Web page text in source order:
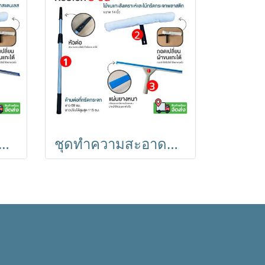
ที่กรีดกระจกสเตนเลส 14 นิ้ว Horecat ชุดทำความสะอาดกระจก 3 ชิ้น ด้ามยืด 115cm. ที่กรีดกระจกพลาสติก 14 นิ้ว Horecat